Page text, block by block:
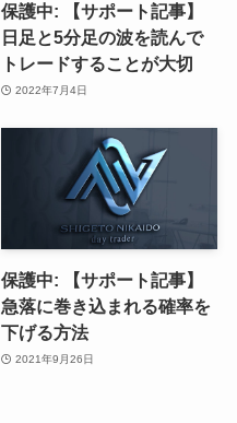
保護中: 【サポート記事】
日足と5分足の波を読んで
トレードすることが大切
2022年7月4日
保護中: 【サポート記事】
急落に巻き込まれる確率を
下げる方法
2021年9月26日